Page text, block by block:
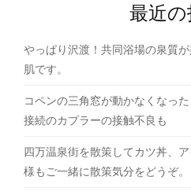
シ
ョ
ン
最近の
やっぱり沢渡！共同浴場の泉質
肌です。
コペンの三角窓が動かなくなっ
接続のカプラーの接触不良も
四万温泉街を散策してカツ丼、
様もご一緒に散策気分をどうぞ。